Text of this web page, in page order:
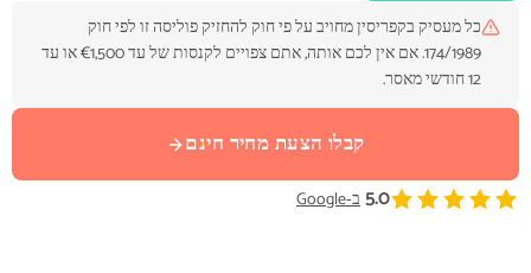
כל מעסיק בקפריסין מחויב על פי חוק להחזיק פוליסה זו לפי חוק
174/1989. אם אין לכם אותה, אתם צפויים לקנסות של עד ‎€1,500‎ או עד
12 חודשי מאסר.
קבלו הצעת מחיר חינם
5.0ב‑Google